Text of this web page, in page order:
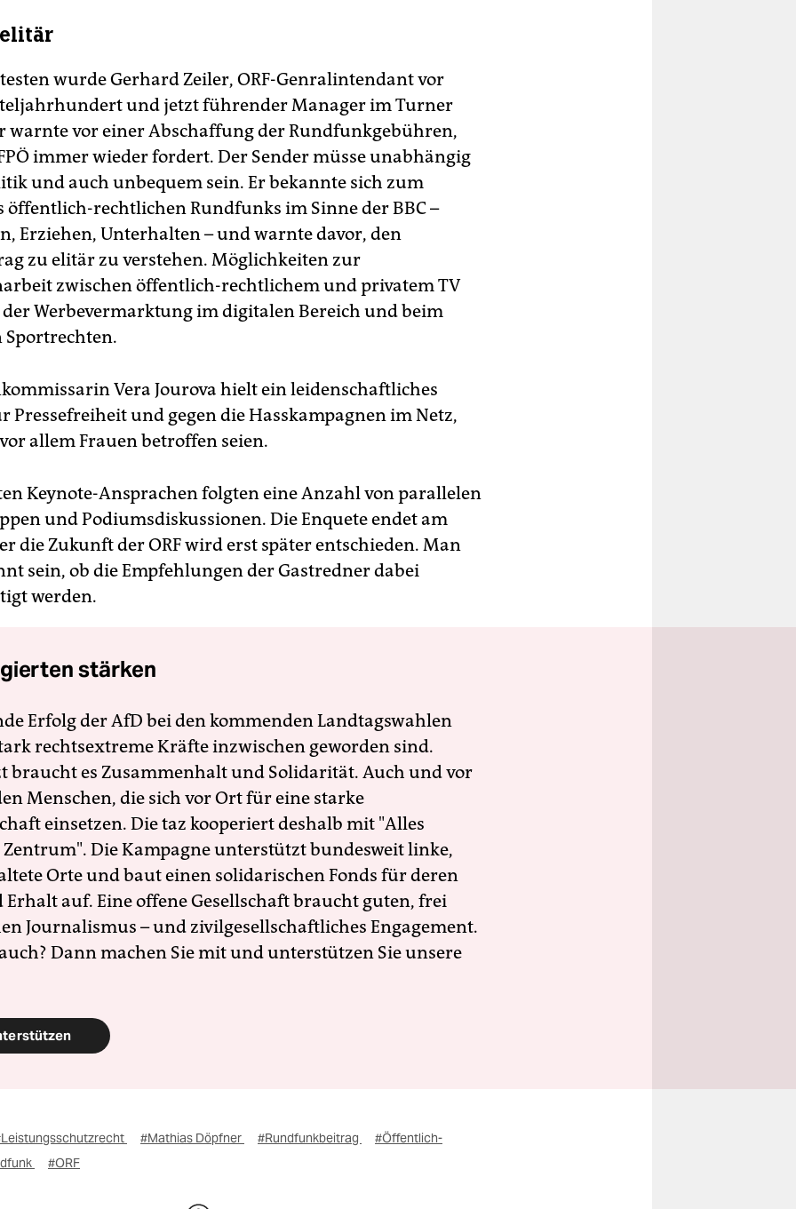
wurde Gerhard Zeiler, ORF-Genralintendant vor
und jetzt führender Manager im Turner
warnte vor einer Abschaffung der Rundfunkgebühren,
immer wieder fordert. Der Sender müsse unabhängig
und auch unbequem sein. Er bekannte sich zum
öffentlich-rechtlichen Rundfunks im Sinne der BBC –
Erziehen, Unterhalten – und warnte davor, den
zu elitär zu verstehen. Möglichkeiten zur
zwischen öffentlich-rechtlichem und privatem TV
der Werbevermarktung im digitalen Bereich und beim
Sportrechten.
Vera Jourova hielt ein leidenschaftliches
Pressefreiheit und gegen die Hasskampagnen im Netz,
allem Frauen betroffen seien.
Keynote-Ansprachen folgten eine Anzahl von parallelen
und Podiumsdiskussionen. Die Enquete endet am
die Zukunft der ORF wird erst später entschieden. Man
sein, ob die Empfehlungen der Gastredner dabei
werden.
stärken
Erfolg der AfD bei den kommenden Landtagswahlen
rechtsextreme Kräfte inzwischen geworden sind.
braucht es Zusammenhalt und Solidarität. Auch und vor
Menschen, die sich vor Ort für eine starke
einsetzen. Die taz kooperiert deshalb mit "Alles
Die Kampagne unterstützt bundesweit linke,
Orte und baut einen solidarischen Fonds für deren
Erhalt auf. Eine offene Gesellschaft braucht guten, frei
Journalismus – und zivilgesellschaftliches Engagement.
Dann machen Sie mit und unterstützen Sie unsere
#Mathias Döpfner #Rundfunkbeitrag
#Öffentlich-
#ORF